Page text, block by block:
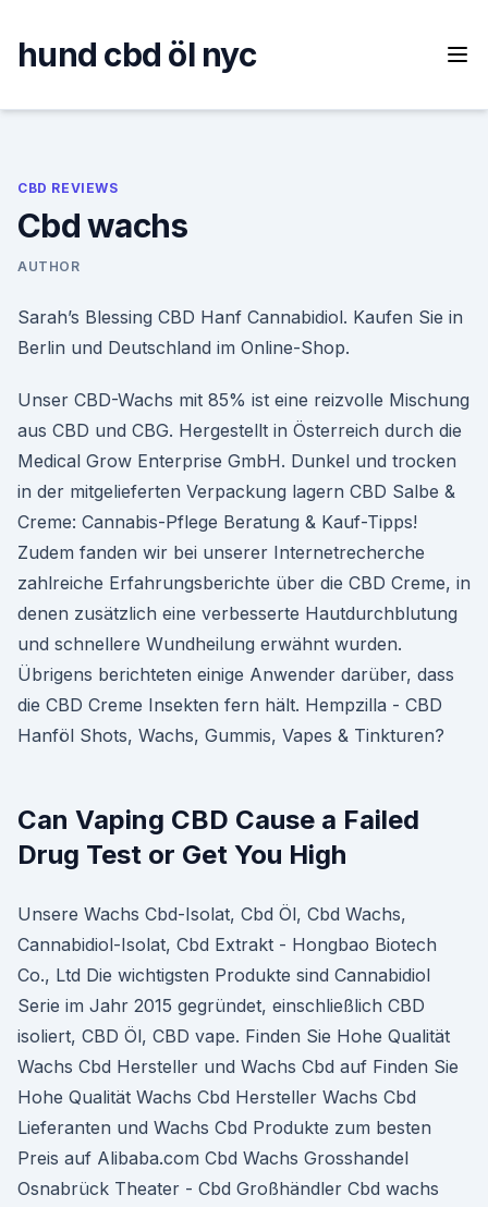
content
hund cbd öl nyc
CBD REVIEWS
Cbd wachs
AUTHOR
Sarah’s Blessing CBD Hanf Cannabidiol. Kaufen Sie in
Berlin und Deutschland im Online-Shop.
Unser CBD-Wachs mit 85% ist eine reizvolle Mischung
aus CBD und CBG. Hergestellt in Österreich durch die
Medical Grow Enterprise GmbH. Dunkel und trocken
in der mitgelieferten Verpackung lagern CBD Salbe &
Creme: Cannabis-Pflege Beratung & Kauf-Tipps!
Zudem fanden wir bei unserer Internetrecherche
zahlreiche Erfahrungsberichte über die CBD Creme, in
denen zusätzlich eine verbesserte Hautdurchblutung
und schnellere Wundheilung erwähnt wurden.
Übrigens berichteten einige Anwender darüber, dass
die CBD Creme Insekten fern hält. Hempzilla - CBD
Hanföl Shots, Wachs, Gummis, Vapes & Tinkturen?
Can Vaping CBD Cause a Failed
Drug Test or Get You High
Unsere Wachs Cbd-Isolat, Cbd Öl, Cbd Wachs,
Cannabidiol-Isolat, Cbd Extrakt - Hongbao Biotech
Co., Ltd Die wichtigsten Produkte sind Cannabidiol
Serie im Jahr 2015 gegründet, einschließlich CBD
isoliert, CBD Öl, CBD vape. Finden Sie Hohe Qualität
Wachs Cbd Hersteller und Wachs Cbd auf Finden Sie
Hohe Qualität Wachs Cbd Hersteller Wachs Cbd
Lieferanten und Wachs Cbd Produkte zum besten
Preis auf Alibaba.com Cbd Wachs Grosshandel
Osnabrück Theater - Cbd Großhändler Cbd wachs